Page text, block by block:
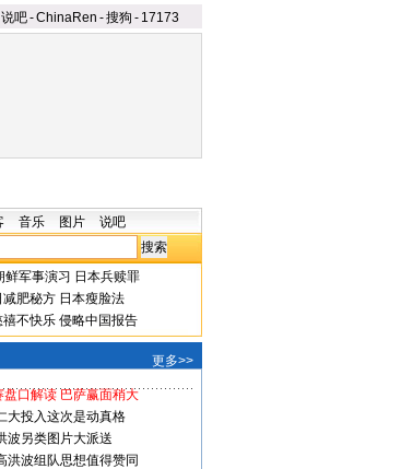
说吧-ChinaRen -搜狗 - 17173
音乐 图片 说吧
鲜军事演习 日本兵赎罪
减肥秘方 日本瘦脸法
禧不快乐 侵略中国报告
更多>>
盘口解读 巴萨赢面稍大
大投入这次是动真格
波另类图片大派送
洪波组队思想值得赞同